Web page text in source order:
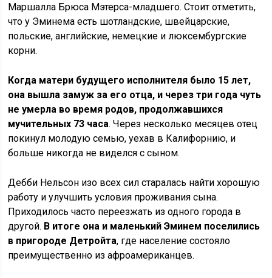
Маршалла Брюса Мэтерса-младшего. Стоит отметить,
что у Эминема есть шотландские, швейцарские,
польские, английские, немецкие и люксембургские
корни.
Когда матери будущего исполнителя было 15 лет,
она вышла замуж за его отца, и через три года чуть
не умерла во время родов, продолжавшихся
мучительных 73 часа. Через несколько месяцев отец
покинул молодую семью, уехав в Калифорнию, и
больше никогда не виделся с сыном.
Дебби Нельсон изо всех сил старалась найти хорошую
работу и улучшить условия проживания сына.
Приходилось часто переезжать из одного города в
другой. В итоге она и маленький Эминем поселились
в пригороде Детройта, где население состояло
преимущественно из афроамериканцев.